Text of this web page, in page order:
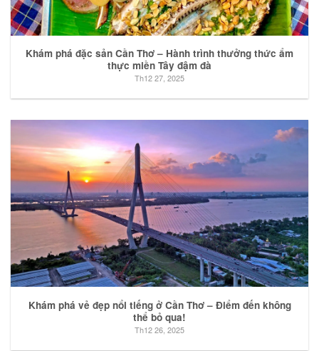
Khám phá đặc sản Cần Thơ – Hành trình thưởng thức ẩm
thực miền Tây đậm đà
Th12 27, 2025
Khám phá vẻ đẹp nổi tiếng ở Cần Thơ – Điểm đến không
thể bỏ qua!
Th12 26, 2025